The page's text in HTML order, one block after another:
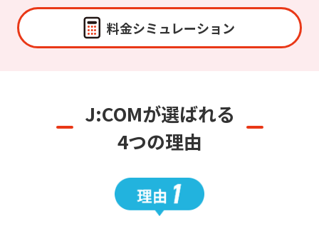
料金シミュレーション
J:COMが選ばれる
4つの理由